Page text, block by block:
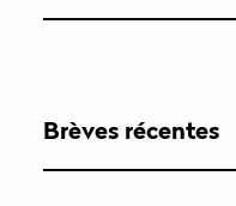
Brèves récentes